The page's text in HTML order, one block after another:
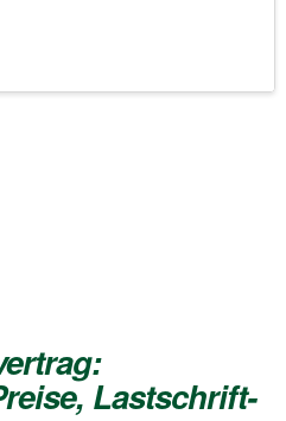
Lastschrift-